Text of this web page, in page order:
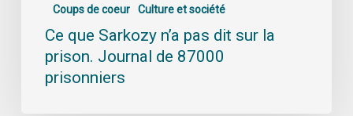
Coups de coeur Culture et société
Ce que Sarkozy n’a pas dit sur la
prison. Journal de 87000
prisonniers